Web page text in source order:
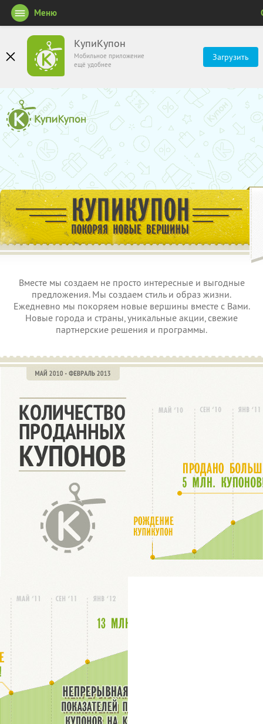
КупиКупон
Мобильное приложение
ещё удобнее
Загрузить
Меню
Вместе мы создаем не просто интересные и выгодные
предложения. Мы создаем стиль и образ жизни.
Ежедневно мы покоряем новые вершины вместе с Вами.
Новые города и страны, уникальные акции, свежие
партнерские решения и программы.